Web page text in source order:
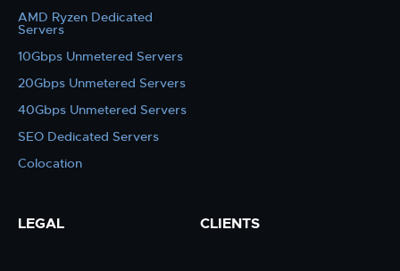
AMD Ryzen Dedicated
Servers
10Gbps Unmetered Servers
20Gbps Unmetered Servers
40Gbps Unmetered Servers
SEO Dedicated Servers
Colocation
LEGAL CLIENTS